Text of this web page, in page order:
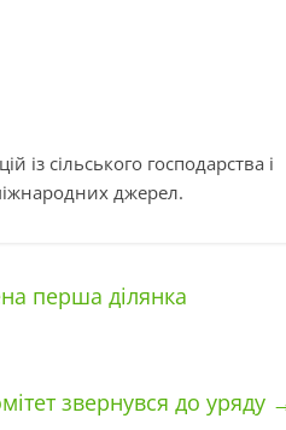
із сільського господарства і
джерел.
перша ділянка
звернувся до уряду